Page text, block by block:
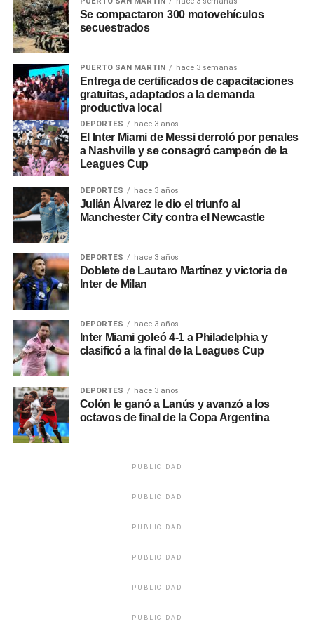
producir en tres.
0
Se compactaron 300 motovehículos
secuestrados
PUERTO SAN MARTIN hace 3 semanas
Entrega de certificados de capacitaciones
gratuitas, adaptados a la demanda
productiva local
DEPORTES hace 3 años
El Inter Miami de Messi derrotó por penales
a Nashville y se consagró campeón de la
Leagues Cup
DEPORTES hace 3 años
Julián Álvarez le dio el triunfo al
Manchester City contra el Newcastle
DEPORTES hace 3 años
Doblete de Lautaro Martínez y victoria de
Inter de Milan
DEPORTES hace 3 años
Inter Miami goleó 4-1 a Philadelphia y
clasificó a la final de la Leagues Cup
DEPORTES hace 3 años
Colón le ganó a Lanús y avanzó a los
octavos de final de la Copa Argentina
PUBLICIDAD
PUBLICIDAD
PUBLICIDAD
PUBLICIDAD
PUBLICIDAD
PUBLICIDAD